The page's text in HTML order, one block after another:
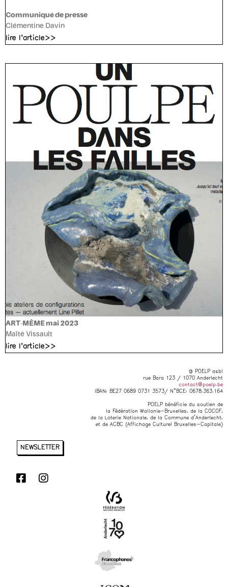
Communiqué de presse
Clémentine Davin
lire l'article>>
ART-MÊME mai 2023
Maïté Vissault
lire l'article>>
© POELP asbl
rue Bara 123 / 1070 Anderlecht
contact@poelp.be
IBAN: BE27 0689 0731 3573/ N°BCE: 0678.363.164
POELP bénéficie du soutien de
la Fédération Wallonie-Bruxelles, de la COCOF,
de la Loterie Nationale, de la Commune d’Anderlecht,
et de ACBC (Affichage Culturel Bruxelles-Capitale)
NEWSLETTER